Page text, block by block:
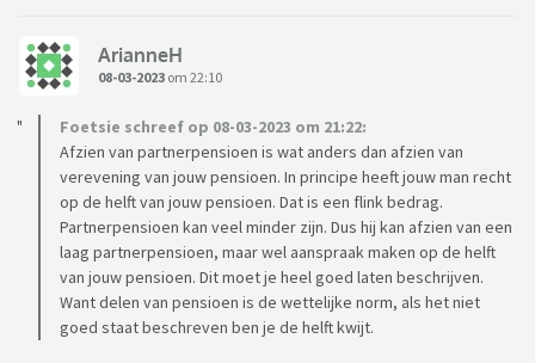
ArianneH
08-03-2023 om 22:10
Foetsie schreef op 08-03-2023 om 21:22:
Afzien van partnerpensioen is wat anders dan afzien van
verevening van jouw pensioen. In principe heeft jouw man recht
op de helft van jouw pensioen. Dat is een flink bedrag.
Partnerpensioen kan veel minder zijn. Dus hij kan afzien van een
laag partnerpensioen, maar wel aanspraak maken op de helft
van jouw pensioen. Dit moet je heel goed laten beschrijven.
Want delen van pensioen is de wettelijke norm, als het niet
goed staat beschreven ben je de helft kwijt.